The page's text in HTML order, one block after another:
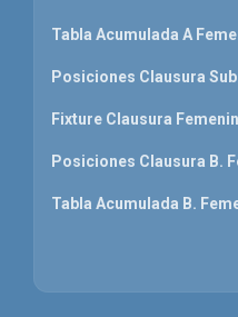
Tabla Acumulada A
Posiciones Clausura
Fixture Clausura
Posiciones Clausura B.
Tabla Acumulada B.